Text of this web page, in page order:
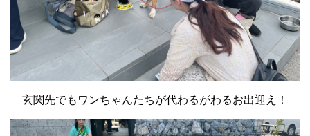
玄関先でもワンちゃんたちが代わるがわるお出迎え！